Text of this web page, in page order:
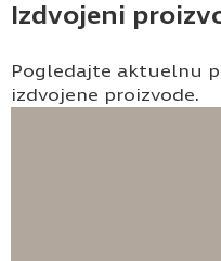
Izdvojeni
Pogledajte aktuelnu
izdvojene proizvode.